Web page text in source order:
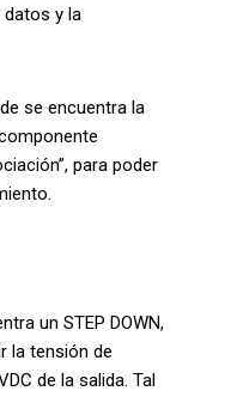
y la
se encuentra la
para poder
un STEP DOWN,
la tensión de
de la salida. Tal